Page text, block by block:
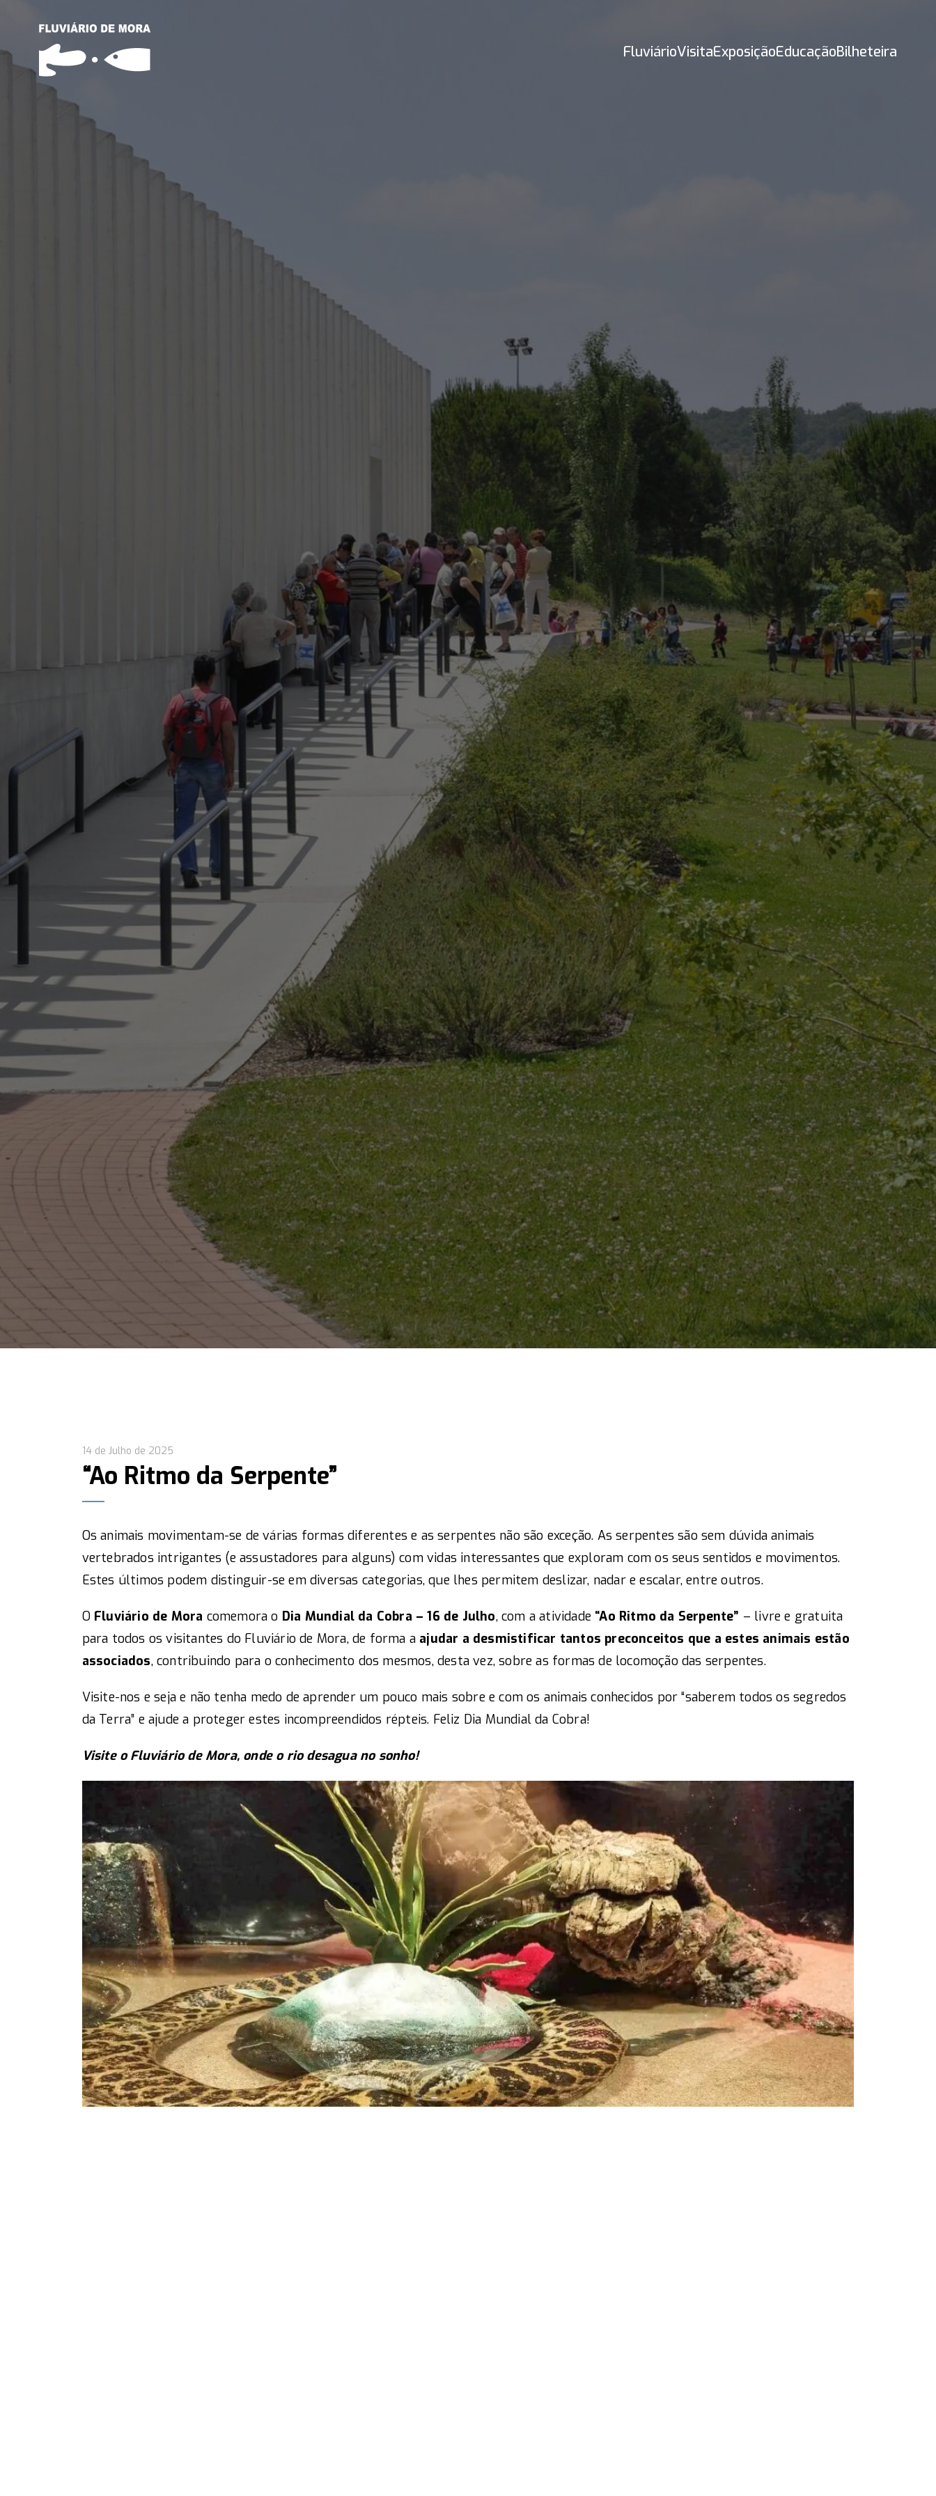
FluviárioVisitaExposiçãoEducaçãoBilheteira
14 de Julho de 2025
“Ao Ritmo da Serpente”
Os animais movimentam-se de várias formas diferentes e as serpentes não são exceção. As serpentes são sem dúvida animais
vertebrados intrigantes (e assustadores para alguns) com vidas interessantes que exploram com os seus sentidos e movimentos.
Estes últimos podem distinguir-se em diversas categorias, que lhes permitem deslizar, nadar e escalar, entre outros.
O Fluviário de Mora comemora o Dia Mundial da Cobra – 16 de Julho, com a atividade “Ao Ritmo da Serpente” – livre e gratuita
para todos os visitantes do Fluviário de Mora, de forma a ajudar a desmistificar tantos preconceitos que a estes animais estão
associados, contribuindo para o conhecimento dos mesmos, desta vez, sobre as formas de locomoção das serpentes.
Visite-nos e seja e não tenha medo de aprender um pouco mais sobre e com os animais conhecidos por “saberem todos os segredos
da Terra” e ajude a proteger estes incompreendidos répteis. Feliz Dia Mundial da Cobra!
Visite o Fluviário de Mora, onde o rio desagua no sonho!